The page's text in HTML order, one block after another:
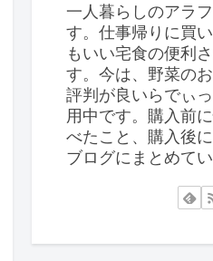
一人暮らしのアラ
す。仕事帰りに買
もいい宅食の便利
す。今は、野菜の
評判が良いらでぃ
用中です。購入前
べたこと、購入後
ブログにまとめてい